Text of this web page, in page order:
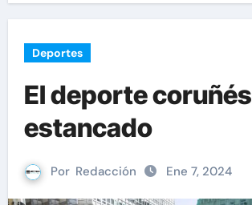
Deportes
El deporte coruñés
estancado
Por Redacción Ene 7, 2024